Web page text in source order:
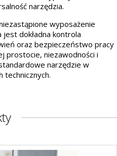
narzędzia.
wyposażenie
dokładna kontrola
oraz bezpieczeństwo pracy
prostocie, niezawodności i
narzędzie w
technicznych.